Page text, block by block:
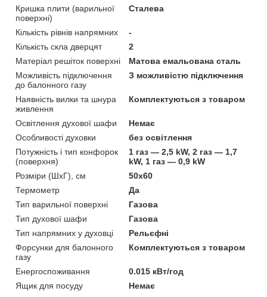
Кришка плити (варильної
поверхні)
Сталева
Кількість рівнів напрямних
-
Кількість скла дверцят
2
Матеріал решіток поверхні
Матова емальована сталь
Можливість підключення
до балонного газу
З можливістю підключення
Наявність вилки та шнура
живлення
Комплектуються з товаром
Освітлення духової шафи
Немає
Особливості духовки
без освітлення
Потужність і тип конфорок
(поверхня)
1 газ — 2,5 kW, 2 газ — 1,7
kW, 1 газ — 0,9 kW
Розміри (ШхГ), см
50х60
Термометр
Да
Тип варильної поверхні
Газова
Тип духової шафи
Газова
Тип напрямних у духовці
Рельєфні
Форсунки для балонного
газу
Комплектуються з товаром
Енергоспоживання
0.015 кВт/год
Ящик для посуду
Немає